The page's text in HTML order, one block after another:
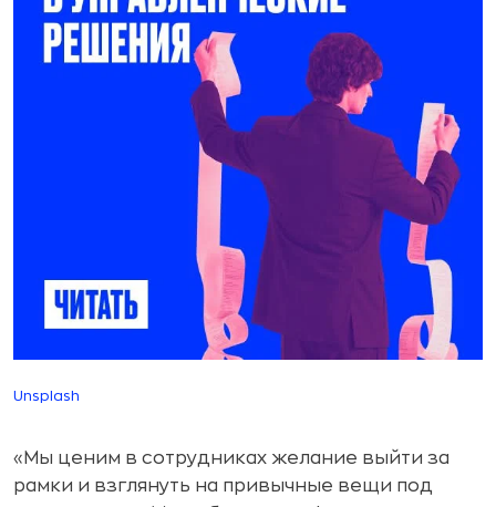
Unsplash
«Мы ценим в сотрудниках желание выйти за
рамки и взглянуть на привычные вещи под